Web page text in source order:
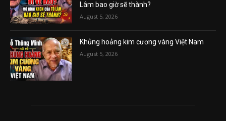
Lâm bao giờ sẽ thành?
August 5, 2026
Khủng hoảng kim cương vàng Việt Nam
August 5, 2026